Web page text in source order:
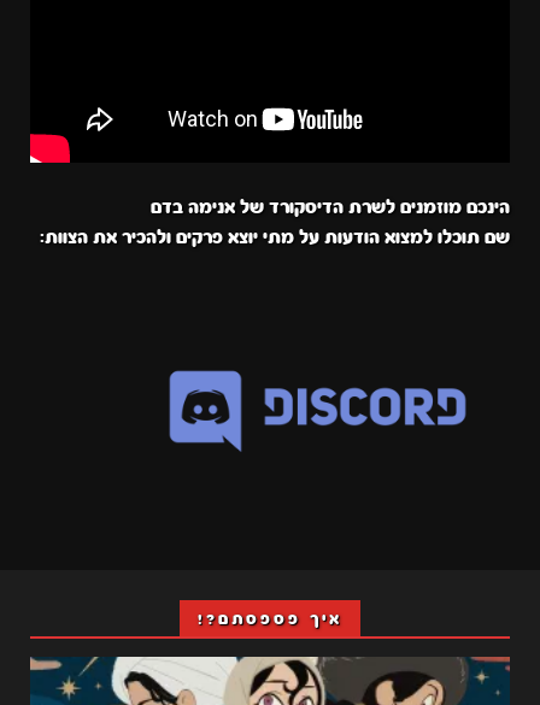
הינכם מוזמנים לשרת הדיסקורד של אנימה בדם
שם תוכלו למצוא הודעות על מתי יוצא פרקים ולהכיר את הצוות:
איך פספסתם?!